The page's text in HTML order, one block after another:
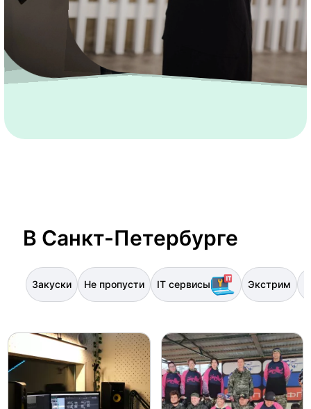
В Санкт-Петербурге
Закуски Не пропусти IT сервисы Экстрим